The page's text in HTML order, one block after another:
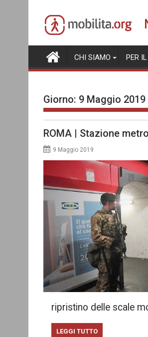
content
CHI SIAMO PER
Giorno: 9 Maggio 2019
ROMA | Stazione
9 Maggio 2019
ripristino delle scale
LEGGI TUTTO